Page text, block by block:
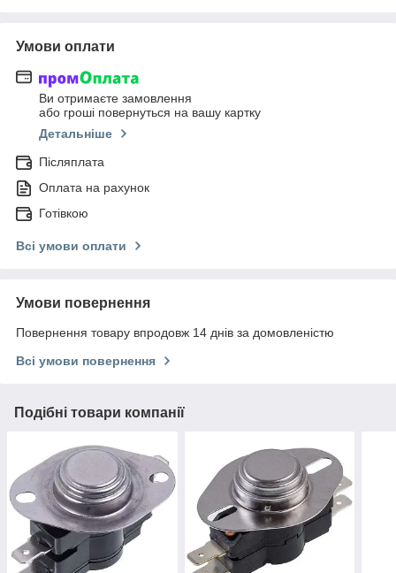
Умови оплати
Ви отримаєте замовлення
або гроші повернуться на вашу картку
Детальніше
Післяплата
Оплата на рахунок
Готівкою
Всі умови оплати
Умови повернення
Повернення товару впродовж 14 днів за домовленістю
Всі умови повернення
Подібні товари компанії